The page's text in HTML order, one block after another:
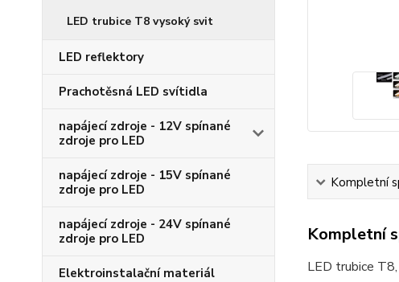
LED trubice T8 vysoký svit
LED reflektory
Prachotěsná LED svítidla
napájecí zdroje - 12V spínané
zdroje pro LED
napájecí zdroje - 15V spínané
zdroje pro LED
napájecí zdroje - 24V spínané
zdroje pro LED
Elektroinstalační materiál
Kompletní
Kompletní
LED trubice